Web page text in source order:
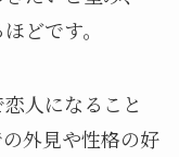
どです。
人になること
外見や性格の好